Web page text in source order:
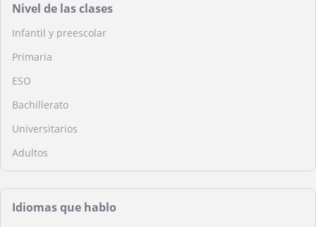
Nivel de las clases
Infantil y preescolar
Primaria
ESO
Bachillerato
Universitarios
Adultos
Idiomas que hablo